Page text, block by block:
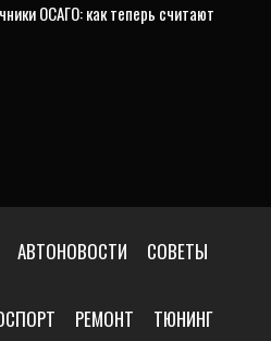
ОСАГО: как теперь считают
АВТОНОВОСТИ СОВЕТЫ
РЕМОНТ ТЮНИНГ